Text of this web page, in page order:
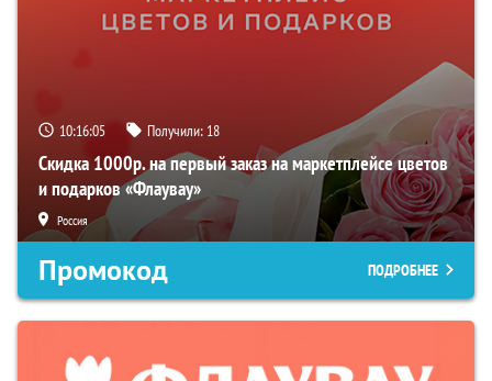
10:16:03 Получили: 18
Скидка 1000р. на первый заказ на маркетплейсе цветов
и подарков «Флаувау»
Россия
Промокод ПОДРОБНЕЕ